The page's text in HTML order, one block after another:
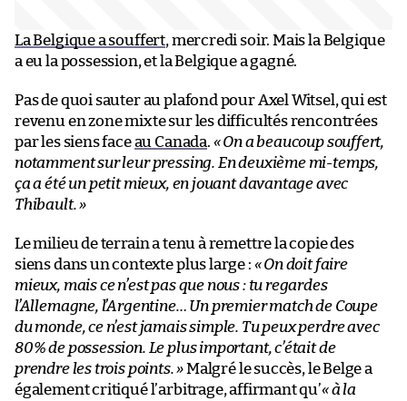
La Belgique a souffert, mercredi soir. Mais la Belgique
a eu la possession, et la Belgique a gagné.
Pas de quoi sauter au plafond pour Axel Witsel, qui est
revenu en zone mixte sur les difficultés rencontrées
par les siens faceau Canada. « On a beaucoup souffert,
notamment sur leur pressing. En deuxième mi-temps,
ça a été un petit mieux, en jouant davantage avec
Thibault. »
Le milieu de terrain a tenu à remettre la copie des
siens dans un contexte plus large : « On doit faire
mieux, mais ce n’est pas que nous : tu regardes
l’Allemagne, l’Argentine… Un premier match de Coupe
du monde, ce n’est jamais simple. Tu peux perdre avec
80% de possession. Le plus important, c’était de
prendre les trois points. »Malgré le succès, le Belge a
également critiqué l’arbitrage, affirmant qu’« à la